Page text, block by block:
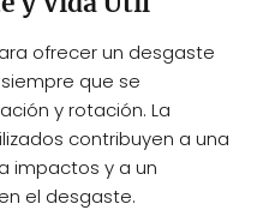
ofrecer un desgaste
que se
y rotación. La
contribuyen a una
impactos y a un
el desgaste.